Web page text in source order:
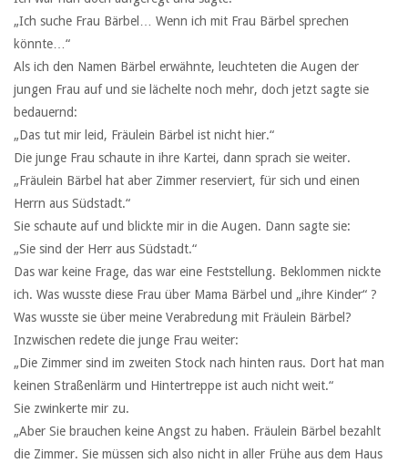
„Ich suche Frau Bärbel… Wenn ich mit Frau Bärbel sprechen
könnte…“
Als ich den Namen Bärbel erwähnte, leuchteten die Augen der
jungen Frau auf und sie lächelte noch mehr, doch jetzt sagte sie
bedauernd:
„Das tut mir leid, Fräulein Bärbel ist nicht hier.“
Die junge Frau schaute in ihre Kartei, dann sprach sie weiter.
„Fräulein Bärbel hat aber Zimmer reserviert, für sich und einen
Herrn aus Südstadt.“
Sie schaute auf und blickte mir in die Augen. Dann sagte sie:
„Sie sind der Herr aus Südstadt.“
Das war keine Frage, das war eine Feststellung. Beklommen nickte
ich. Was wusste diese Frau über Mama Bärbel und „ihre Kinder“ ?
Was wusste sie über meine Verabredung mit Fräulein Bärbel?
Inzwischen redete die junge Frau weiter:
„Die Zimmer sind im zweiten Stock nach hinten raus. Dort hat man
keinen Straßenlärm und Hintertreppe ist auch nicht weit.“
Sie zwinkerte mir zu.
„Aber Sie brauchen keine Angst zu haben. Fräulein Bärbel bezahlt
die Zimmer. Sie müssen sich also nicht in aller Frühe aus dem Haus